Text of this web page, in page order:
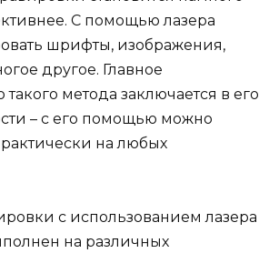
С помощью лазера
шрифты, изображения,
другое. Главное
метода заключается в его
– с его помощью можно
на любых
с использованием лазера
на различных